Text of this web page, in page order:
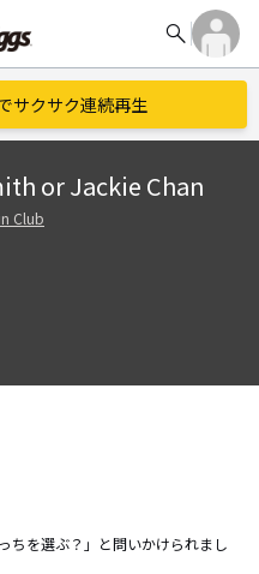
search
サクサク連続再生
or Jackie Chan
Club
ちを選ぶ？」と問いかけられまし